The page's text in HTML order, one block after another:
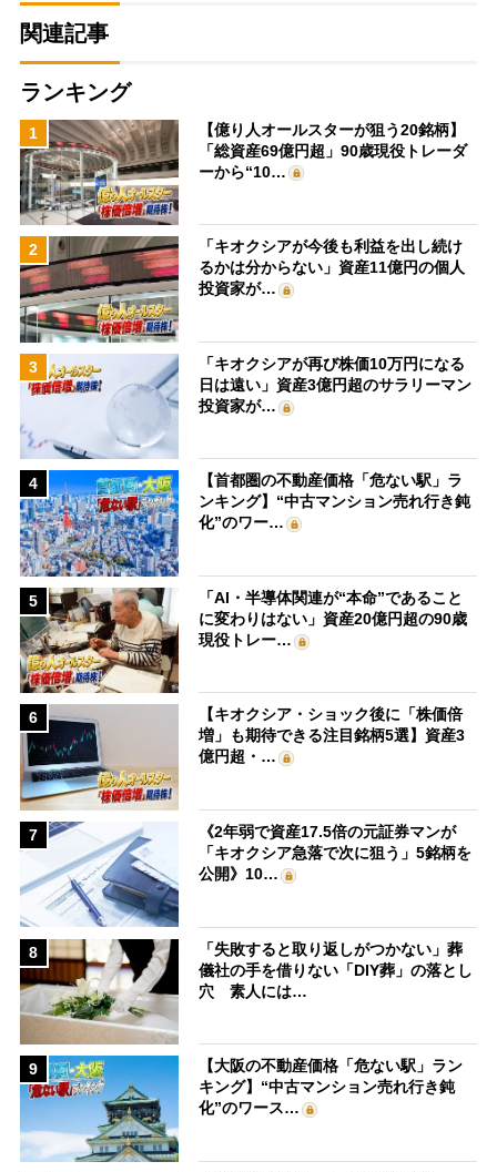
関連記事
ランキング
1
【億り人オールスターが狙う20銘柄】
「総資産69億円超」90歳現役トレーダ
ーから“10…
2
「キオクシアが今後も利益を出し続け
るかは分からない」資産11億円の個人
投資家が…
3
「キオクシアが再び株価10万円になる
日は遠い」資産3億円超のサラリーマン
投資家が…
4
【首都圏の不動産価格「危ない駅」ラ
ンキング】“中古マンション売れ行き鈍
化”のワー…
5
「AI・半導体関連が“本命”であること
に変わりはない」資産20億円超の90歳
現役トレー…
6
【キオクシア・ショック後に「株価倍
増」も期待できる注目銘柄5選】資産3
億円超・…
7
《2年弱で資産17.5倍の元証券マンが
「キオクシア急落で次に狙う」5銘柄を
公開》10…
8
「失敗すると取り返しがつかない」葬
儀社の手を借りない「DIY葬」の落とし
穴 素人には…
9
【大阪の不動産価格「危ない駅」ラン
キング】“中古マンション売れ行き鈍
化”のワース…